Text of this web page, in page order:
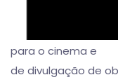
para o cinema e
de divulgação de